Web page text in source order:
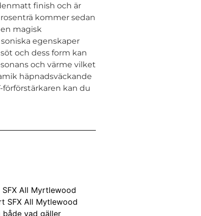
finish och är
kommer sedan
magisk
egenskaper
och dess form kan
och värme vilket
häpnadsväckande
kan du